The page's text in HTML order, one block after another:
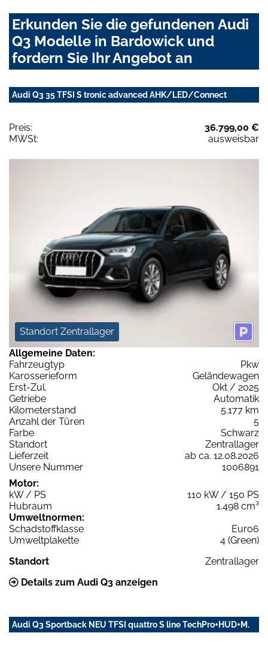
Erkunden Sie die gefundenen Audi
Q3 Modelle in Bardowick und
fordern Sie Ihr Angebot an
Audi Q3 35 TFSI S tronic advanced AHK/LED/Connect
Preis:
36.799,00 €
MWSt:
ausweisbar
Standort Zentrallager
Allgemeine Daten:
Fahrzeugtyp
Pkw
Karosserieform
Geländewagen
Erst-Zul.
Okt / 2025
Getriebe
Automatik
Kilometerstand
5.177 km
Anzahl der Türen
5
Farbe
Schwarz
Standort
Zentrallager
Lieferzeit
ab ca. 12.08.2026
Unsere Nummer
1006891
Motor:
kW / PS
110 kW / 150 PS
Hubraum
1.498 cm³
Umweltnormen:
Schadstoffklasse
Euro6
Umweltplakette
4 (Green)
Standort
Zentrallager
Details zum Audi Q3 anzeigen
Audi Q3 Sportback NEU TFSI quattro S line TechPro+HUD+M.